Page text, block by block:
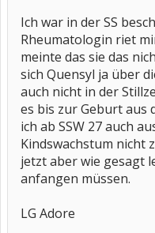
Ich war in der SS
Rheumatologin riet
meinte das sie das
sich Quensyl ja über
auch nicht in der
es bis zur Geburt aus
ich ab SSW 27 auch
Kindswachstum nicht
jetzt aber wie gesagt
anfangen müssen.
LG Adore